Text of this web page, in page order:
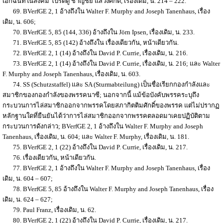
69. BVerfGE 2, 1 อ้างถึงใน Walter F. Murphy and Joseph Tanenhaus, เรื่อง
เดิม, น. 606;
70. BVerfGE 5, 85 (144, 336) อ้างถึงใน Jörn Ipsen, เรื่องเดิม, น. 233.
71. BVerfGE 5, 85 (142) อ้างถึงใน เรื่องเดียวกัน, หน้าเดียวกัน.
72. BVerfGE 2, 1 (14) อ้างถึงใน David P. Currie, เรื่องเดิม, น. 216.
73. BVerfGE 2, 1 (14) อ้างถึงใน David P. Currie, เรื่องเดิม, น. 216; และ Walter
F. Murphy and Joseph Tanenhaus, เรื่องเดิม, น. 603.
74. SS (Schutzstaffel) และ SA (Sturmabteilung) เป็นชื่อเรียกกองกำลังและ
สมาชิกของกองกำลังของพรรคนาซี; นอกจากนี้ แม้ข้อบังคับพรรคระบุถึง
กระบวนการไล่สมาชิกออกจากพรรคโดยสภากิตติมศักดิ์ของพรรค แต่ไม่ปรากฏ
หลักฐานใดที่ยืนยันได้ว่าการไล่สมาชิกออกจากพรรคตลอดมาเคยปฏิบัติตาม
กระบวนการดังกล่าว; BVerfGE 2, 1 อ้างถึงใน Walter F. Murphy and Joseph
Tanenhaus, เรื่องเดิม, น. 604; และ Walter F. Murphy, เรื่องเดิม, น. 181.
75. BVerfGE 2, 1 (22) อ้างถึงใน David P. Currie, เรื่องเดิม, น. 217.
76. เรื่องเดียวกัน, หน้าเดียวกัน.
77. BVerfGE 2, 1 อ้างถึงใน Walter F. Murphy and Joseph Tanenhaus, เรื่อง
เดิม, น. 604 – 607;
78. BVerfGE 5, 85 อ้างถึงใน Walter F. Murphy and Joseph Tanenhaus, เรื่อง
เดิม, น. 624 – 627;
79. Paul Franz, เรื่องเดิม, น. 62.
80. BVerfGE 2, 1 (22) อ้างถึงใน David P. Currie, เรื่องเดิม, น. 217.